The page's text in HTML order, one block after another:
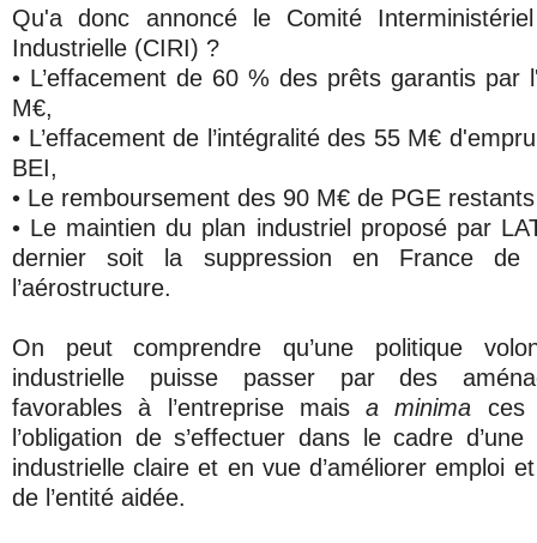
Qu'a donc annoncé le Comité
Industrielle (CIRI) ?
• L’effacement de 60 % des prêts garantis par
M€,
• L’effacement de l’intégralité des 55 M€
BEI,
• Le remboursement des 90 M€ de PGE
• Le maintien du plan industriel proposé par
dernier soit la suppression en France de
l’aérostructure.
On peut comprendre qu’une politique
industrielle puisse passer par des
favorables à l’entreprise mais a minima ces
l’obligation de s’effectuer dans le cadre
industrielle claire et en vue d’améliorer emploi
de l’entité aidée.